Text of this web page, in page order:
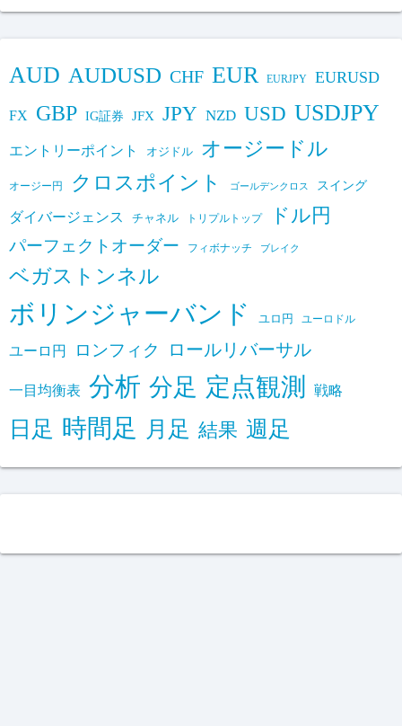
AUD AUDUSD CHF EUR EURJPY EURUSD
FX GBP IG証券 JFX JPY NZD USD USDJPY
エントリーポイント オジドル オージードル
オージー円 クロスポイント ゴールデンクロス スイング
ダイバージェンス チャネル トリプルトップ ドル円
パーフェクトオーダー フィボナッチ ブレイク
ベガストンネル
ボリンジャーバンド ユロ円 ユーロドル
ユーロ円 ロンフィク ロールリバーサル
一目均衡表 分析 分足 定点観測 戦略
日足 時間足 月足 結果 週足